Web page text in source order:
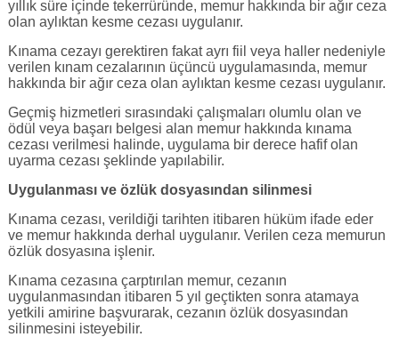
yıllık süre içinde tekerrüründe, memur hakkında bir ağır ceza
olan aylıktan kesme cezası uygulanır.
Kınama cezayı gerektiren fakat ayrı fiil veya haller nedeniyle
verilen kınam cezalarının üçüncü uygulamasında, memur
hakkında bir ağır ceza olan aylıktan kesme cezası uygulanır.
Geçmiş hizmetleri sırasındaki çalışmaları olumlu olan ve
ödül veya başarı belgesi alan memur hakkında kınama
cezası verilmesi halinde, uygulama bir derece hafif olan
uyarma cezası şeklinde yapılabilir.
Uygulanması ve özlük dosyasından silinmesi
Kınama cezası, verildiği tarihten itibaren hüküm ifade eder
ve memur hakkında derhal uygulanır. Verilen ceza memurun
özlük dosyasına işlenir.
Kınama cezasına çarptırılan memur, cezanın
uygulanmasından itibaren 5 yıl geçtikten sonra atamaya
yetkili amirine başvurarak, cezanın özlük dosyasından
silinmesini isteyebilir.